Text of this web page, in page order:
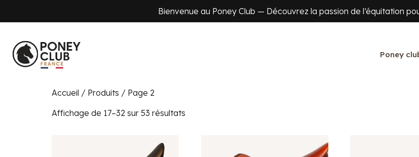
Bienvenue au Poney Club — Découvrez la passion de l’équitation
Poney
Accueil / Produits / Page 2
Affichage de 17–32 sur 53 résultats